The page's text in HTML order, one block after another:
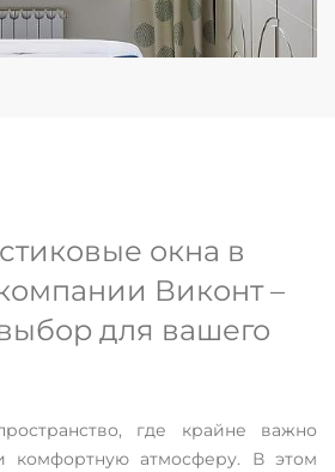
окна в
Виконт –
для вашего
где крайне важно
комфортную атмосферу. В этом